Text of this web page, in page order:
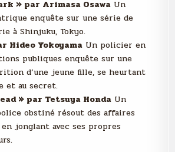
» par Arimasa Osawa Un
enquête sur une série de
à Shinjuku, Tokyo.
Hideo Yokoyama Un policier en
publiques enquête sur une
d’une jeune fille, se heurtant
et au secret.
» par Tetsuya Honda Un
obstiné résout des affaires
jonglant avec ses propres